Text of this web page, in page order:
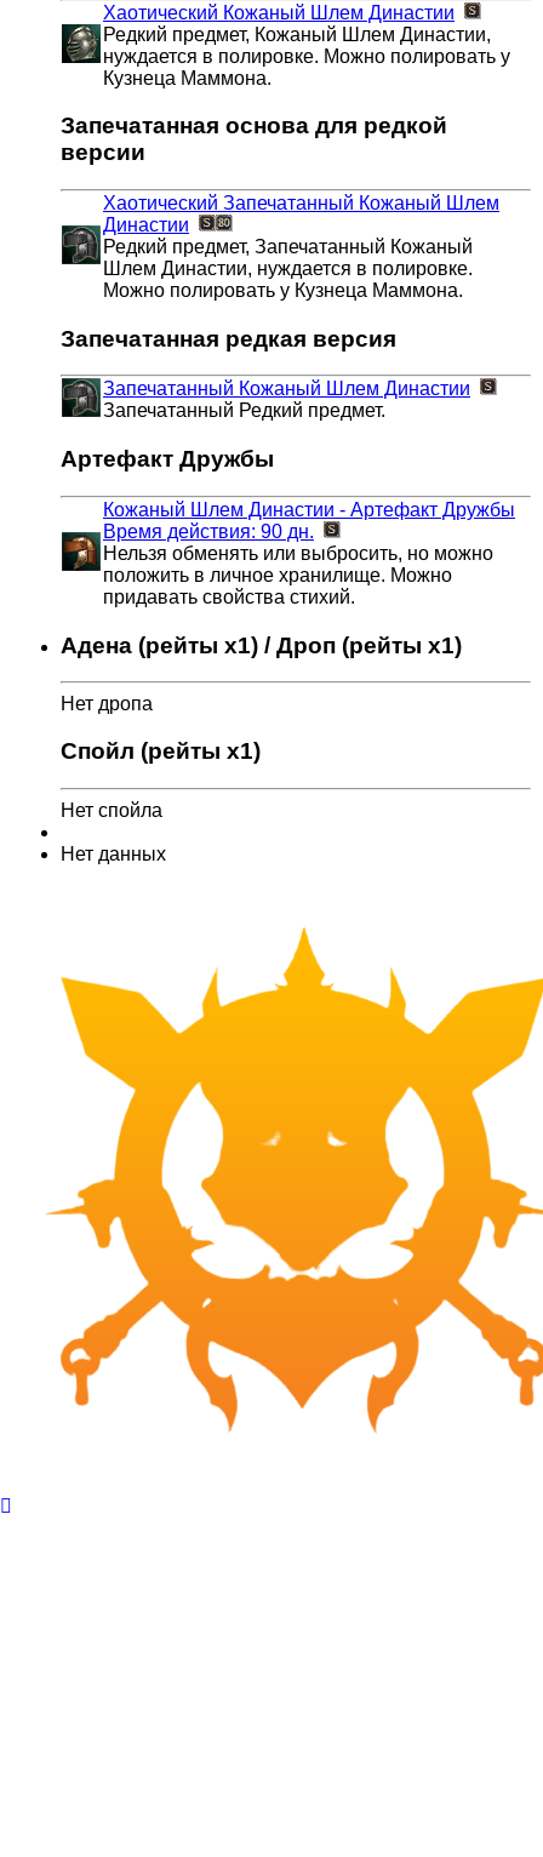
Хаотический Кожаный Шлем Династии
Редкий предмет, Кожаный Шлем Династии,
нуждается в полировке. Можно полировать у
Кузнеца Маммона.
Запечатанная основа для редкой
версии
Хаотический Запечатанный Кожаный Шлем
Династии
Редкий предмет, Запечатанный Кожаный
Шлем Династии, нуждается в полировке.
Можно полировать у Кузнеца Маммона.
Запечатанная редкая версия
Запечатанный Кожаный Шлем Династии
Запечатанный Редкий предмет.
Артефакт Дружбы
Кожаный Шлем Династии - Артефакт Дружбы
Время действия: 90 дн.
Нельзя обменять или выбросить, но можно
положить в личное хранилище. Можно
придавать свойства стихий.
Адена (рейты x1) / Дроп (рейты x1)
Нет дропа
Спойл (рейты x1)
Нет спойла
Нет данных